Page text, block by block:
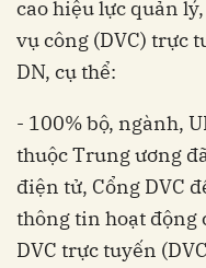
cao hiệu lực quản
vụ công (DVC) trực
DN, cụ thể:
- 100% bộ, ngành,
thuộc Trung ương
điện tử, Cổng DVC
thông tin hoạt động
DVC trực tuyến